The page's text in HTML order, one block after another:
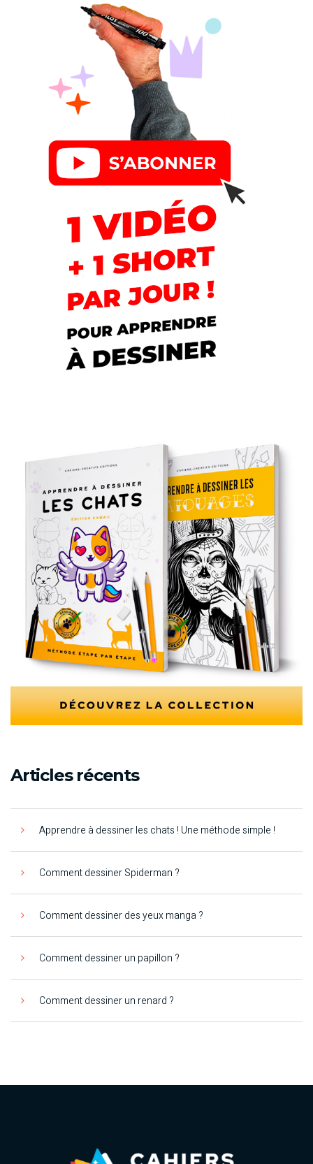
Articles récents
Apprendre à dessiner les chats ! Une méthode simple !
Comment dessiner Spiderman ?
Comment dessiner des yeux manga ?
Comment dessiner un papillon ?
Comment dessiner un renard ?